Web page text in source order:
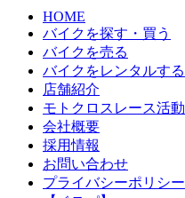
HOME
バイクを探す・買う
バイクを売る
バイクをレンタルする
店舗紹介
モトクロスレース活動
会社概要
採用情報
お問い合わせ
プライバシーポリシー